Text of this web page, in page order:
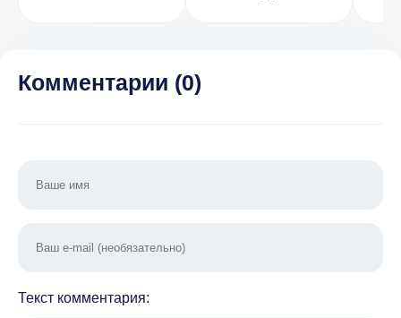
Комментарии (0)
Текст комментария: